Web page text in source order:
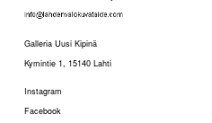
Galleria Uusi Kipinä
Kymintie 1, 15140 Lahti
Instagram
Facebook